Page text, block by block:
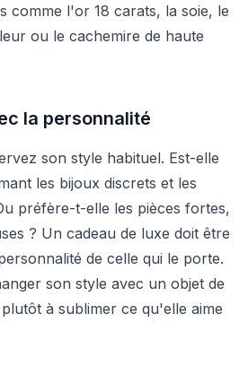
comme l'or 18 carats, la soie, le
ou le cachemire de haute
la personnalité
son style habituel. Est-elle
les bijoux discrets et les
préfère-t-elle les pièces fortes,
? Un cadeau de luxe doit être
de celle qui le porte.
son style avec un objet de
à sublimer ce qu'elle aime